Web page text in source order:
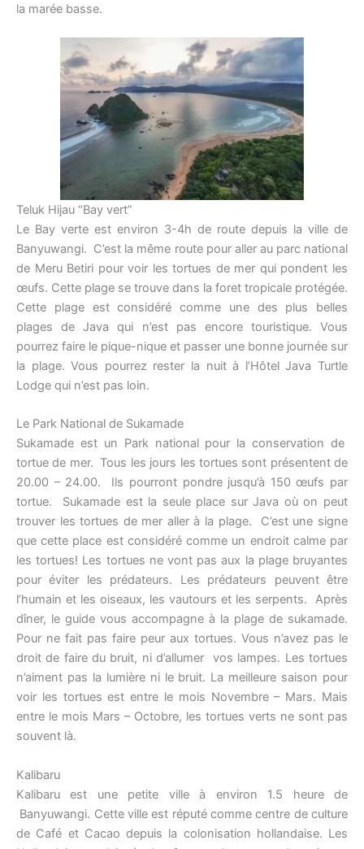
la marée basse.
Teluk Hijau “Bay vert”
Le Bay verte est environ 3-4h de route depuis la ville de
Banyuwangi. C’est la même route pour aller au parc national
de Meru Betiri pour voir les tortues de mer qui pondent les
œufs. Cette plage se trouve dans la foret tropicale protégée.
Cette plage est considéré comme une des plus belles
plages de Java qui n’est pas encore touristique. Vous
pourrez faire le pique-nique et passer une bonne journée sur
la plage. Vous pourrez rester la nuit à l’Hôtel Java Turtle
Lodge qui n’est pas loin.
Le Park National de Sukamade
Sukamade est un Park national pour la conservation de
tortue de mer. Tous les jours les tortues sont présentent de
20.00 – 24.00. Ils pourront pondre jusqu’à 150 œufs par
tortue. Sukamade est la seule place sur Java où on peut
trouver les tortues de mer aller à la plage. C’est une signe
que cette place est considéré comme un endroit calme par
les tortues! Les tortues ne vont pas aux la plage bruyantes
pour éviter les prédateurs. Les prédateurs peuvent être
l’humain et les oiseaux, les vautours et les serpents. Après
dîner, le guide vous accompagne à la plage de sukamade.
Pour ne fait pas faire peur aux tortues. Vous n’avez pas le
droit de faire du bruit, ni d’allumer vos lampes. Les tortues
n’aiment pas la lumière ni le bruit. La meilleure saison pour
voir les tortues est entre le mois Novembre – Mars. Mais
entre le mois Mars – Octobre, les tortues verts ne sont pas
souvent là.
Kalibaru
Kalibaru est une petite ville à environ 1.5 heure de
Banyuwangi. Cette ville est réputé comme centre de culture
de Café et Cacao depuis la colonisation hollandaise. Les